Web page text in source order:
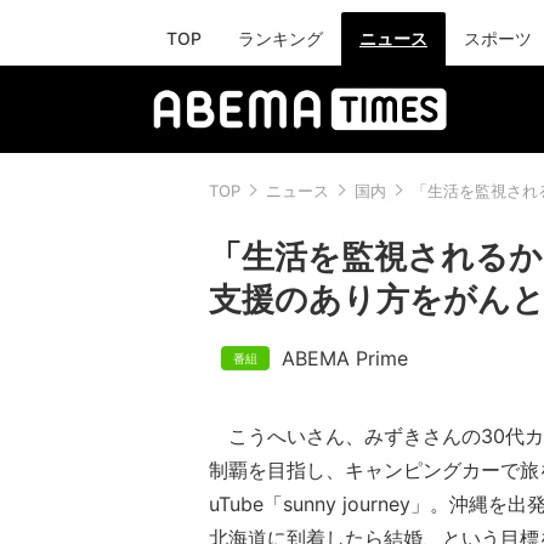
TOP ランキング ニュース スポーツ
TOP ニュース 国内 「生活を監視さ
「生活を監視される
支援のあり方をがん
ABEMA Prime
こうへいさん、みずきさんの30代
制覇を目指し、キャンピングカーで
uTube「sunny journey」。沖縄を出
北海道に到着したら結婚、という目